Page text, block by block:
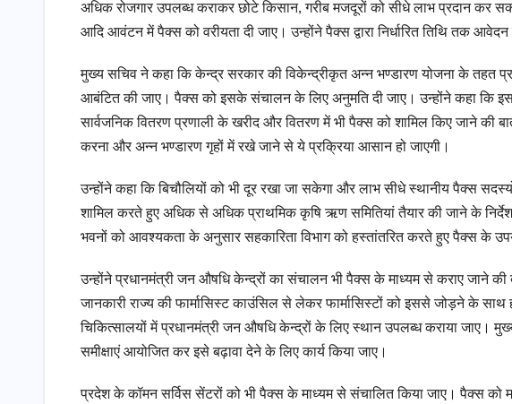
अधिक रोजगार उपलब्ध कराकर छोटे किसान, गरीब मजदूरों को सीधे लाभ प्रदान कर
आदि आवंटन में पैक्स को वरीयता दी जाए। उन्होंने पैक्स द्वारा निर्धारित तिथि तक आवेदन
मुख्य सचिव ने कहा कि केन्द्र सरकार की विकेन्द्रीकृत अन्न भण्डारण योजना के तहत
आबंटित की जाए। पैक्स को इसके संचालन के लिए अनुमति दी जाए। उन्होंने कहा कि
सार्वजनिक वितरण प्रणाली के खरीद और वितरण में भी पैक्स को शामिल किए जाने की
करना और अन्न भण्डारण गृहों में रखे जाने से ये प्रक्रिया आसान हो जाएगी।
उन्होंने कहा कि बिचौलियों को भी दूर रखा जा सकेगा और लाभ सीधे स्थानीय पैक्स
शामिल करते हुए अधिक से अधिक प्राथमिक कृषि ऋण समितियां तैयार की जाने के
भवनों को आवश्यकता के अनुसार सहकारिता विभाग को हस्तांतरित करते हुए पैक्स के
उन्होंने प्रधानमंत्री जन औषधि केन्द्रों का संचालन भी पैक्स के माध्यम से कराए जाने की
जानकारी राज्य की फार्मासिस्ट काउंसिल से लेकर फार्मासिस्टों को इससे जोड़ने के
चिकित्सालयों में प्रधानमंत्री जन औषधि केन्द्रों के लिए स्थान उपलब्ध कराया जाए।
समीक्षाएं आयोजित कर इसे बढ़ावा देने के लिए कार्य किया जाए।
प्रदेश के कॉमन सर्विस सेंटरों को भी पैक्स के माध्यम से संचालित किया जाए। पैक्स को